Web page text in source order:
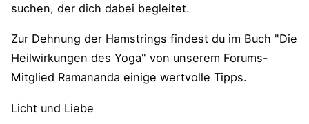
suchen, der dich dabei begleitet.
Zur Dehnung der Hamstrings findest du im Buch "Die
Heilwirkungen des Yoga" von unserem Forums-
Mitglied Ramananda einige wertvolle Tipps.
Licht und Liebe